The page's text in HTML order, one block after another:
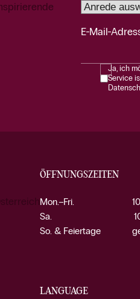
E-Mail-
Ja, ich
Service
ÖFFNUNGSZEITEN
Mon.–Fri.
Sa.
So. & Feiertage
LANGUAGE